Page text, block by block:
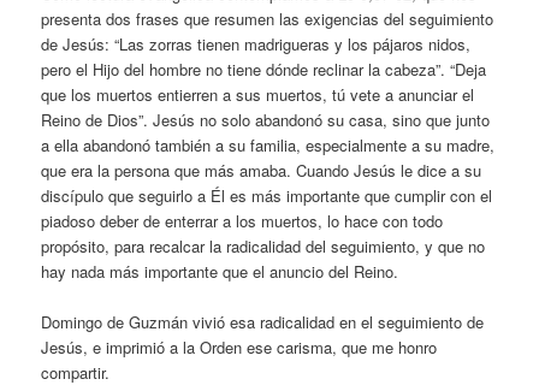
presenta dos frases que resumen las exigencias del seguimiento
de Jesús: “Las zorras tienen madrigueras y los pájaros nidos,
pero el Hijo del hombre no tiene dónde reclinar la cabeza”. “Deja
que los muertos entierren a sus muertos, tú vete a anunciar el
Reino de Dios”. Jesús no solo abandonó su casa, sino que junto
a ella abandonó también a su familia, especialmente a su madre,
que era la persona que más amaba. Cuando Jesús le dice a su
discípulo que seguirlo a Él es más importante que cumplir con el
piadoso deber de enterrar a los muertos, lo hace con todo
propósito, para recalcar la radicalidad del seguimiento, y que no
hay nada más importante que el anuncio del Reino.
Domingo de Guzmán vivió esa radicalidad en el seguimiento de
Jesús, e imprimió a la Orden ese carisma, que me honro
compartir.